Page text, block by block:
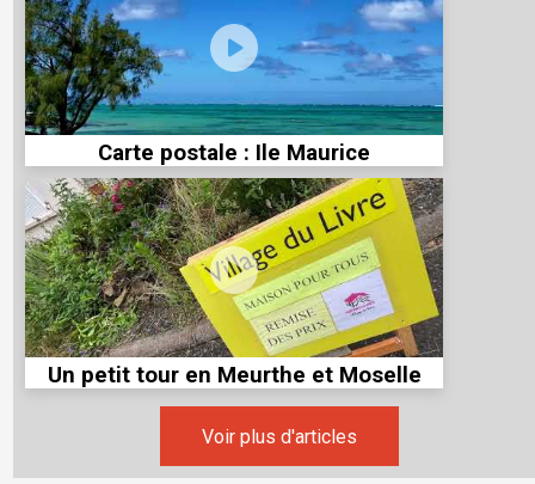
Carte postale : Ile Maurice
Un petit tour en Meurthe et Moselle
Voir plus d'articles